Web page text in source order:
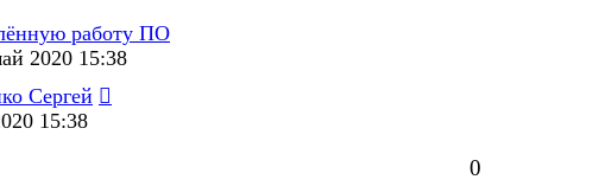
работу ПО
2020 15:38
Сергей
15:38
0